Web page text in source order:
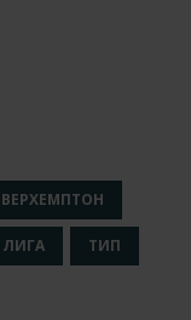
ЛИГА ТИП